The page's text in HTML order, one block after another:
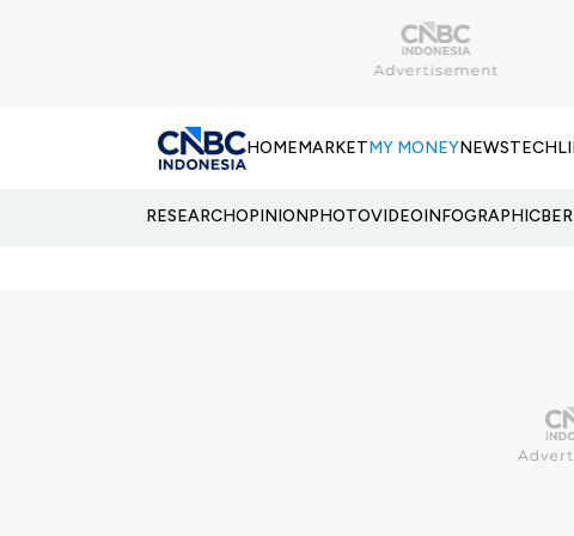
HOMEMARKETMY MONEYNEWSTECH
RESEARCHOPINIONPHOTOVIDEOINFOGRAPHIC